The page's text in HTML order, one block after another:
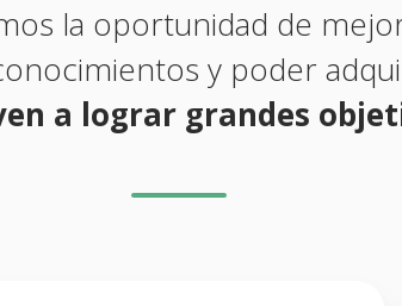
la oportunidad de
y poder
a lograr grandes